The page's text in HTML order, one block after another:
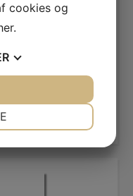
cookies og
.